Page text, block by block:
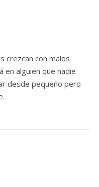
crezcan con malos
en alguien que nadie
desde pequeño pero